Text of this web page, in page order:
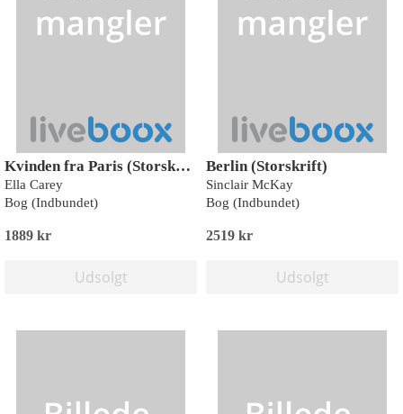
Kvinden fra Paris (Storskrift)
Ella Carey
Bog (Indbundet)
1889 kr
Udsolgt
Berlin (Storskrift)
Sinclair McKay
Bog (Indbundet)
2519 kr
Udsolgt